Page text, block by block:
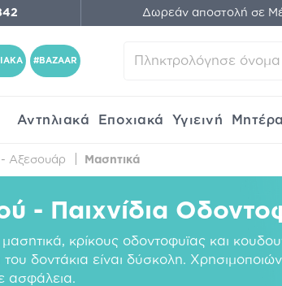
Δωρεάν αποστολή σε
#BAZAAR
Αντηλιακά Εποχιακά Υγιεινή
- Αξεσουάρ Μασητικά
- Παιχνίδια
κρίκους οδοντοφυϊας και
δοντάκια είναι δύσκολη.
ασφάλεια.